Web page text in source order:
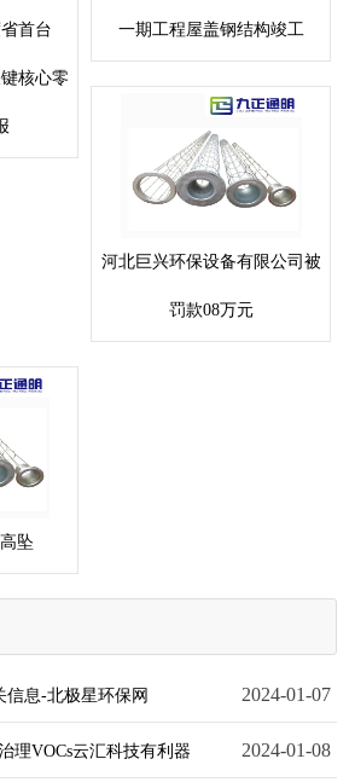
首台
核心零
一期工程屋盖钢结构竣工
河北巨兴环保设备有限公司被
罚款08万元
坠
2024-01-07
信息-北极星环保网
2024-01-08
理VOCs云汇科技有利器